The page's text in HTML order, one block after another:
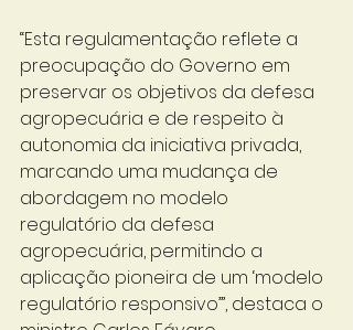
“Esta regulamentação reflete a
preocupação do Governo em
preservar os objetivos da defesa
agropecuária e de respeito à
autonomia da iniciativa privada,
marcando uma mudança de
abordagem no modelo
regulatório da defesa
agropecuária, permitindo a
aplicação pioneira de um ‘modelo
regulatório responsivo’”, destaca o